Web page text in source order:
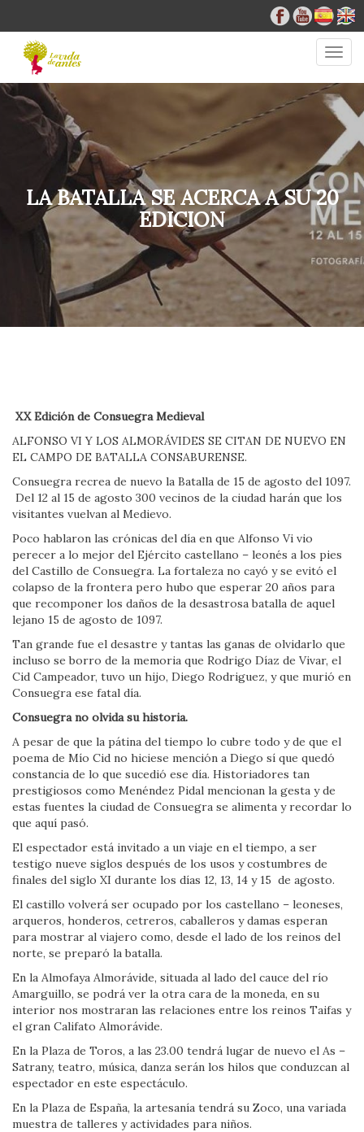
LA BATALLA SE ACERCA A SU 20
EDICION
XX Edición de Consuegra Medieval
ALFONSO VI Y LOS ALMORÁVIDES SE CITAN DE NUEVO EN
EL CAMPO DE BATALLA CONSABURENSE.
Consuegra recrea de nuevo la Batalla de 15 de agosto del 1097.
Del 12 al 15 de agosto 300 vecinos de la ciudad harán que los
visitantes vuelvan al Medievo.
Poco hablaron las crónicas del día en que Alfonso Vi vio
perecer a lo mejor del Ejército castellano – leonés a los pies
del Castillo de Consuegra. La fortaleza no cayó y se evitó el
colapso de la frontera pero hubo que esperar 20 años para
que recomponer los daños de la desastrosa batalla de aquel
lejano 15 de agosto de 1097.
Tan grande fue el desastre y tantas las ganas de olvidarlo que
incluso se borro de la memoria que Rodrigo Díaz de Vivar, el
Cid Campeador, tuvo un hijo, Diego Rodriguez, y que murió en
Consuegra ese fatal día.
Consuegra no olvida su historia.
A pesar de que la pátina del tiempo lo cubre todo y de que el
poema de Mío Cid no hiciese mención a Diego sí que quedó
constancia de lo que sucedió ese día. Historiadores tan
prestigiosos como Menéndez Pidal mencionan la gesta y de
estas fuentes la ciudad de Consuegra se alimenta y recordar lo
que aquí pasó.
El espectador está invitado a un viaje en el tiempo, a ser
testigo nueve siglos después de los usos y costumbres de
finales del siglo XI durante los días 12, 13, 14 y 15 de agosto.
El castillo volverá ser ocupado por los castellano – leoneses,
arqueros, honderos, cetreros, caballeros y damas esperan
para mostrar al viajero como, desde el lado de los reinos del
norte, se preparó la batalla.
En la Almofaya Almorávide, situada al lado del cauce del río
Amarguillo, se podrá ver la otra cara de la moneda, en su
interior nos mostraran las relaciones entre los reinos Taifas y
el gran Califato Almorávide.
En la Plaza de Toros, a las 23.00 tendrá lugar de nuevo el As –
Satrany, teatro, música, danza serán los hilos que conduzcan al
espectador en este espectáculo.
En la Plaza de España, la artesanía tendrá su Zoco, una variada
muestra de talleres y actividades para niños.